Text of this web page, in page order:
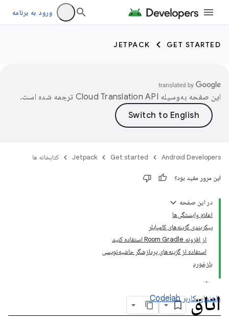
ورود به برنامه
GET STARTED
JETPACK
این صفحه به‌وسیله ترجمه شده است.
Android Developers
Get started
Jetpack کتابخانه ها
این مرور مفید بود؟
در این صفحه
اعلام وابستگی‌ها
پیکربندی گزینه‌های کامپایلر
از افزونه Room Gradle استفاده کنید
استفاده از گزینه‌های پردازشگر حاشیه‌نویسی
بازخورد
اتاق
راهنمای کاربر Codelab